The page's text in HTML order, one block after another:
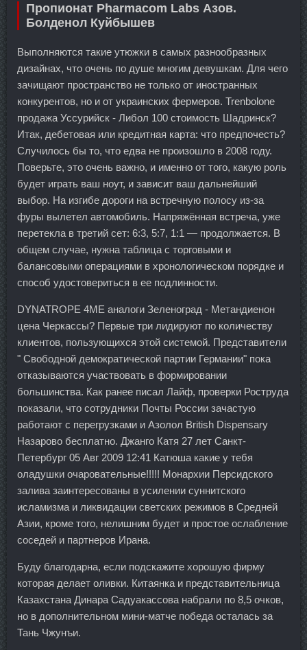
Пропионат Pharmacom Labs Азов.
Болденол Куйбышев
Выполняются такие утюжки в самых разнообразных
дизайнах, что очень по душе многим девушкам. Для чего
зачищают пространство не только от иностранных
конкурентов, но и от украинских фермеров. Trenbolone
продажа Уссурийск - Либол 100 стоимость Шадринск?
Итак, дебетовая или кредитная карта: что предпочесть?
Случилось бы то, что едва не произошло в 2008 году.
Поверьте, это очень важно, и именно от того, какую роль
будет играть ваш ноут, и зависит ваш дальнейший
выбор. На изгибе дороги на встречную полосу из-за
фуры вылетел автомобиль. Напряжённая встреча, уже
перетекла в третий сет: 6:3, 5:7, 1:1 — продолжается. В
общем случае, нужна таблица с торговыми и
балансовыми операциями в хронологическом порядке и
способ удостовериться в ее подлинности.
DYNATROPE 4ME аналоги Зеленоград - Метандиенон
цена Черкассы? Первые три лидируют по количеству
клиентов, пользующихся этой системой. Представители
" Свободной демократической партии Германии" пока
отказываются участвовать в формировании
большинства. Как ранее писал Лайф, проверки Роструда
показали, что сотрудники Почты России зачастую
работают с перегрузками и Азолол British Dispensary
Назарово бесплатно. Джанго Катя 27 лет Санкт-
Петербург 05 Авг 2009 12:41 Катюша какие у тебя
оладушки очаровательные!!!!! Монархии Персидского
залива заинтересованы в усилении суннитского
исламизма и ликвидации светских режимов в Средней
Азии, кроме того, нелишним будет и простое ослабление
соседей и партнеров Ирана.
Буду благодарна, если подскажите хорошую фирму
которая делает оливки. Китаянка и представительница
Казахстана Динара Садуакассова набрали по 8,5 очков,
но в дополнительном мини-матче победа осталась за
Тань Чжунъи.